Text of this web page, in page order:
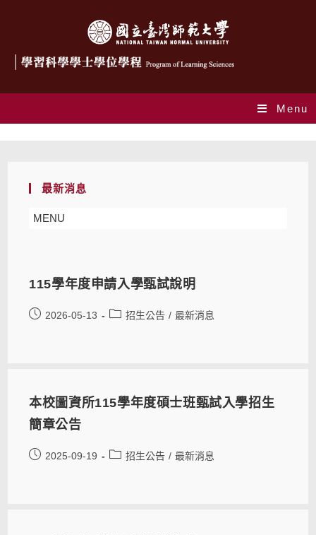
Menu
最新消息
MENU
115學年度申請入學甄試說明
2026-05-13 招生公告 / 最新消息
本校圖資所115學年度碩士班甄試入學招生
簡章公告
2025-09-19 招生公告 / 最新消息